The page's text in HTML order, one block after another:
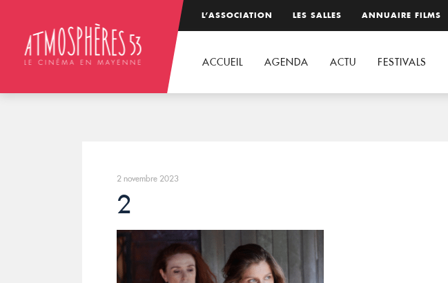
L’ASSOCIATION LES SALLES ANNUAIRE FILMS
ACCUEIL AGENDA ACTU FESTIVALS
2 novembre 2023
2